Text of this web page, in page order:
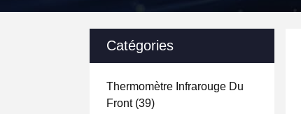
Catégories
Thermomètre Infrarouge Du
Front(39)